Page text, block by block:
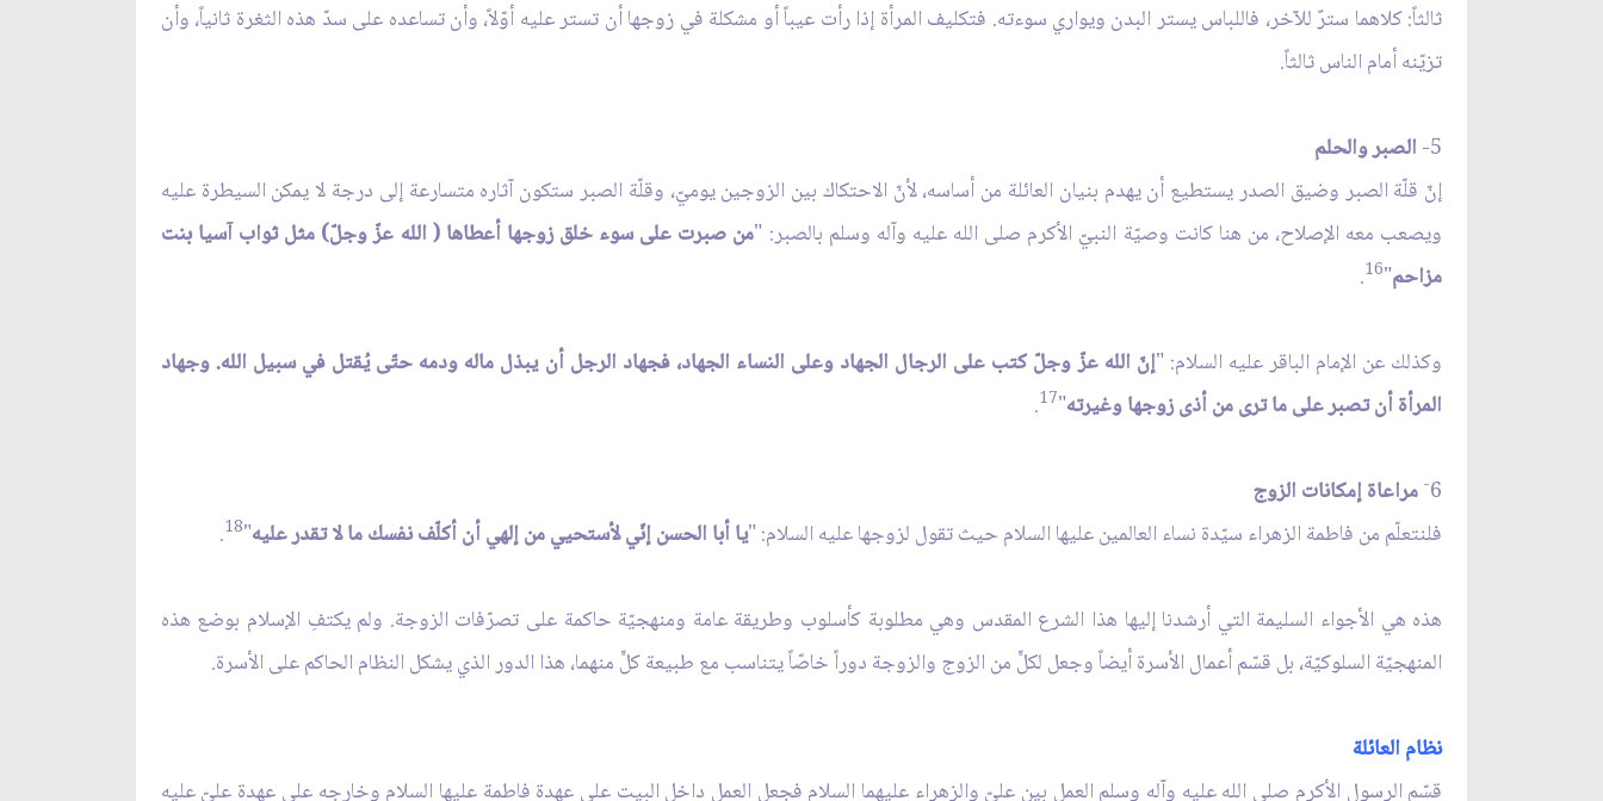
ثالثاً: كلاهما سترٌ للآخر، فاللباس يستر البدن ويواري سوءته. فتكليف المرأة إذا رأت عيباً أو مشكلة في زوجها أن تستر عليه أوّلاً، وأن تساعده على سدّ هذه الثغرة ثانياً، وأن
تزيّنه أمام الناس ثالثاً.
5- الصبر والحلم
إنّ قلّة الصبر وضيق الصدر يستطيع أن يهدم بنيان العائلة من أساسه، لأنّ الاحتكاك بين الزوجين يوميّ، وقلّة الصبر ستكون آثاره متسارعة إلى درجة لا يمكن السيطرة عليه
ويصعب معه الإصلاح، من هنا كانت وصيّة النبيّ الأكرم صلى الله عليه وآله وسلم بالصبر: "من صبرت على سوء خلق زوجها أعطاها ( الله عزّ وجلّ) مثل ثواب آسيا بنت
مزاحم"
16
.
وكذلك عن الإمام الباقر عليه السلام: "إنّ الله عزّ وجلّ كتب على الرجال الجهاد وعلى النساء الجهاد، فجهاد الرجل أن يبذل ماله ودمه حتّى يُقتل في سبيل الله. وجهاد
المرأة أن تصبر على ما ترى من أذى زوجها وغيرته"
17
.
6
- مراعاة إمكانات الزوج
فلنتعلّم من فاطمة الزهراء سيّدة نساء العالمين عليها السلام حيث تقول لزوجها عليه السلام: "يا أبا الحسن إنّي لأستحيي من إلهي أن أكلّف نفسك ما لا تقدر عليه"
18
.
هذه هي الأجواء السليمة التي أرشدنا إليها هذا الشرع المقدس وهي مطلوبة كأسلوب وطريقة عامة ومنهجيّة حاكمة على تصرّفات الزوجة. ولم يكتفِ الإسلام بوضع هذه
المنهجيّة السلوكيّة، بل قسّم أعمال الأسرة أيضاً وجعل لكلٍّ من الزوج والزوجة دوراً خاصّاً يتناسب مع طبيعة كلٍّ منهما، هذا الدور الذي يشكل النظام الحاكم على الأسرة.
نظام العائلة
قسّم الرسول الأكرم صلى الله عليه وآله وسلم العمل بين عليّ والزهراء عليهما السلام فجعل العمل داخل البيت على عهدة فاطمة عليها السلام وخارجه على عهدة عليّ عليه